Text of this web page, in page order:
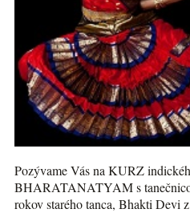
Pozývame Vás na KURZ
BHARATANATYAM s
rokov starého tanca, Bhakti Devi